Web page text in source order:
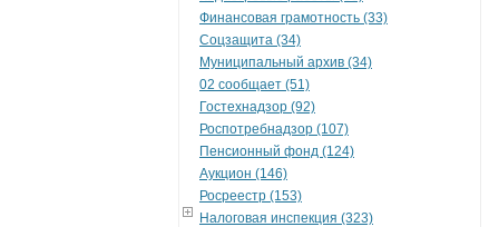
Финансовая грамотность (33)
Соцзащита (34)
Муниципальный архив (34)
02 сообщает (51)
Гостехнадзор (92)
Роспотребнадзор (107)
Пенсионный фонд (124)
Аукцион (146)
Росреестр (153)
Налоговая инспекция (323)